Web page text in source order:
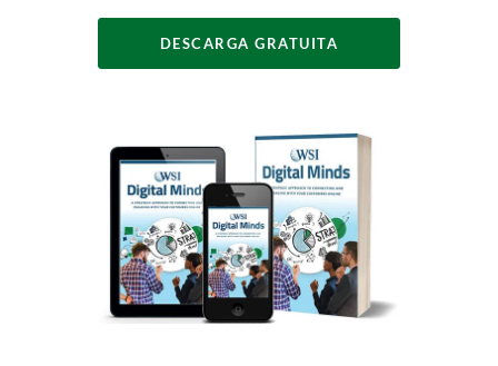
DESCARGA GRATUITA